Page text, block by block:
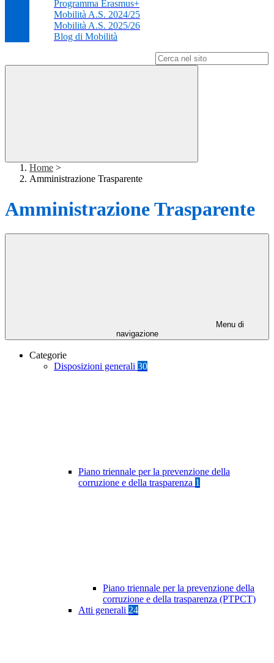
Programma Erasmus+
Mobilità A.S. 2024/25
Mobilità A.S. 2025/26
Blog di Mobilità
Home >
Amministrazione Trasparente
Amministrazione Trasparente
Menu di
navigazione
Categorie
Disposizioni generali 30
Piano triennale per la prevenzione della
corruzione e della trasparenza 1
Piano triennale per la prevenzione della
corruzione e della trasparenza (PTPCT)
Atti generali 24